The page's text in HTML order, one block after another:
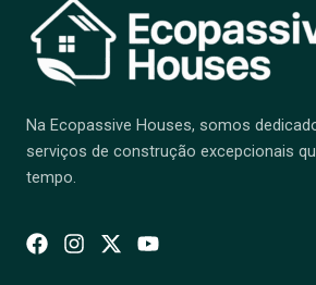
Na Ecopassive Houses, somos
serviços de construção excepcionais
tempo.